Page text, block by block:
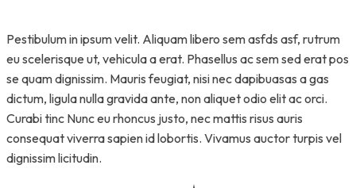
Pestibulum in ipsum velit. Aliquam libero sem asfds asf, rutrum
eu scelerisque ut, vehicula a erat. Phasellus ac sem sed erat pos
se quam dignissim. Mauris feugiat, nisi nec dapibuasas a gas
dictum, ligula nulla gravida ante, non aliquet odio elit ac orci.
Curabi tinc Nunc eu rhoncus justo, nec mattis risus auris
consequat viverra sapien id lobortis. Vivamus auctor turpis vel
dignissim licitudin.